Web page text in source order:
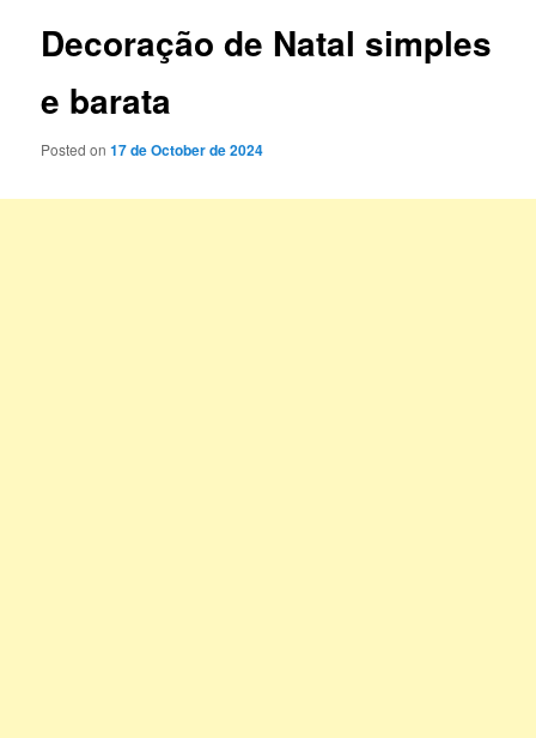
Decoração de Natal simples
e barata
Posted on17 de October de 2024